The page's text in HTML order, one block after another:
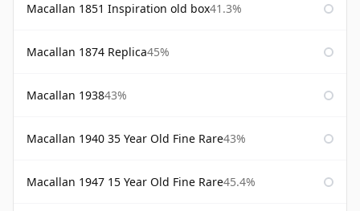
Macallan 1851 Inspiration old box41.3%
Macallan 1874 Replica45%
Macallan 193843%
Macallan 1940 35 Year Old Fine Rare43%
Macallan 1947 15 Year Old Fine Rare45.4%